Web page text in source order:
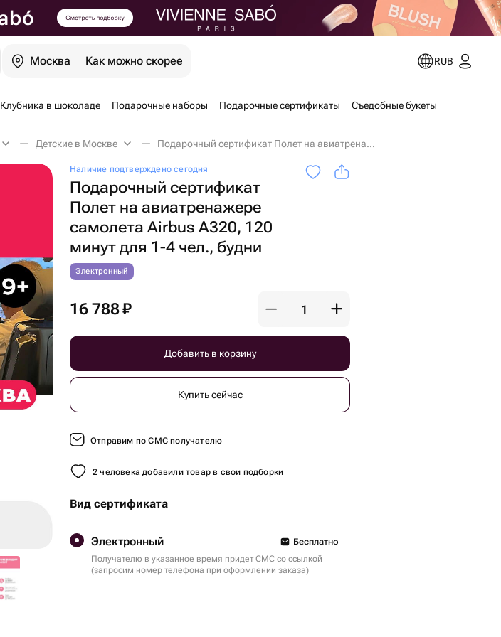
Москва Как можно скорее RUB
Клубника в шоколаде Подарочные наборы Подарочные сертификаты Съедобные букеты
Детские в Москве Подарочный сертификат Полет на авиатренажере самолета Airbus A320, 120 минут для 1-4 чел., будни в Москве
Наличие подтверждено сегодня
Подарочный сертификат
Полет на авиатренажере
самолета Airbus A320, 120
минут для 1-4 чел., будни
Электронный
16 788₽
Добавить в корзину
Купить сейчас
Отправим по СМС получателю
2 человека добавили товар в свои подборки
Вид сертификата
Электронный
Бесплатно
Получателю в указанное время придет СМС со ссылкой
(запросим номер телефона при оформлении заказа)